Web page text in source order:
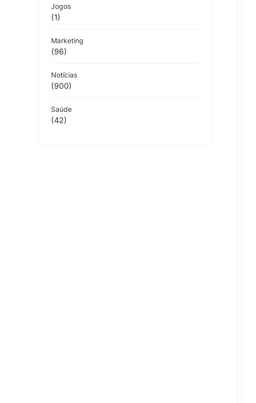
Jogos
(1)
Marketing
(96)
Notícias
(900)
Saúde
(42)